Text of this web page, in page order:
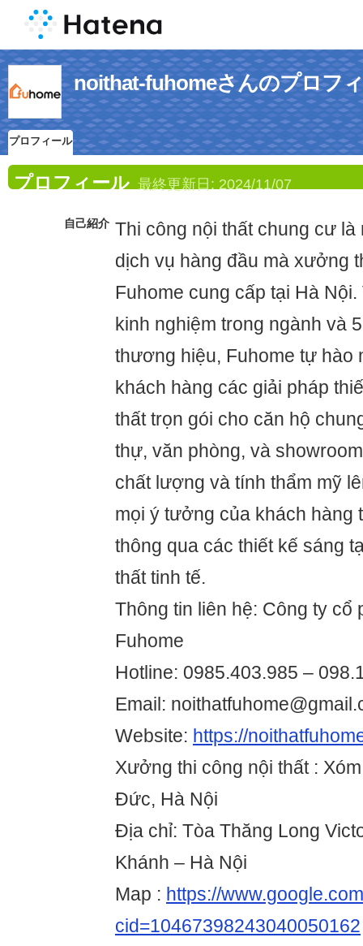
noithat-fuhomeさんのプロフ
プロフィール
プロフィール 最終更新日: 2024/11/07
自己紹介 Thi công nội thất chung cư là
dịch vụ hàng đầu mà xưởng
Fuhome cung cấp tại Hà
kinh nghiệm trong ngành và
thương hiệu, Fuhome tự hào
khách hàng các giải pháp
thất trọn gói cho căn hộ
thự, văn phòng, và
chất lượng và tính thẩm mỹ
mọi ý tưởng của khách hàng
thông qua các thiết kế sáng
thất tinh tế.
Thông tin liên hệ: Công ty cổ
Fuhome
Hotline: 0985.403.985 –
Email:
Website: https://
Xưởng thi công nội thất :
Đức, Hà Nội
Địa chỉ: Tòa Thăng Long
Khánh – Hà Nội
Map : https://
cid=10467398243040050162